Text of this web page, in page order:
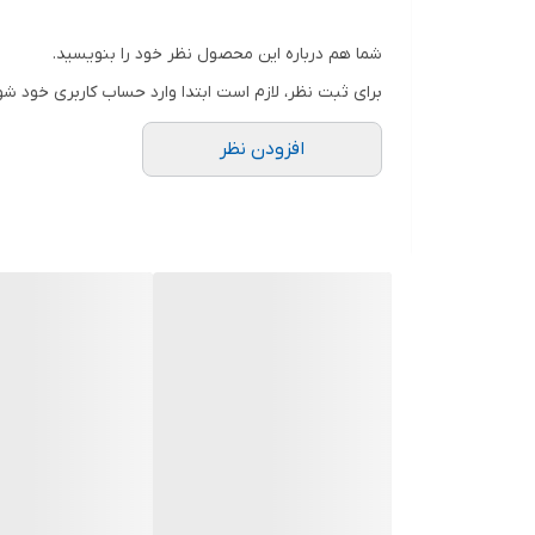
شما هم درباره این محصول نظر خود را بنویسید.
برای ثبت نظر، لازم است ابتدا وارد حساب کاربری خود
افزودن نظر